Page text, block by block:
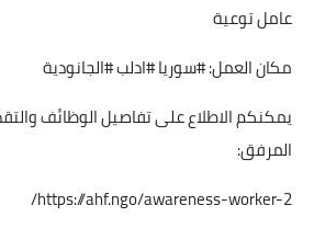
عامل توعية
مكان العمل: #سوريا #ادلب #الجانودية
يمكنكم الاطلاع على تفاصيل الوظائف
المرفق:
https://ahf.ngo/awareness-worker-2/